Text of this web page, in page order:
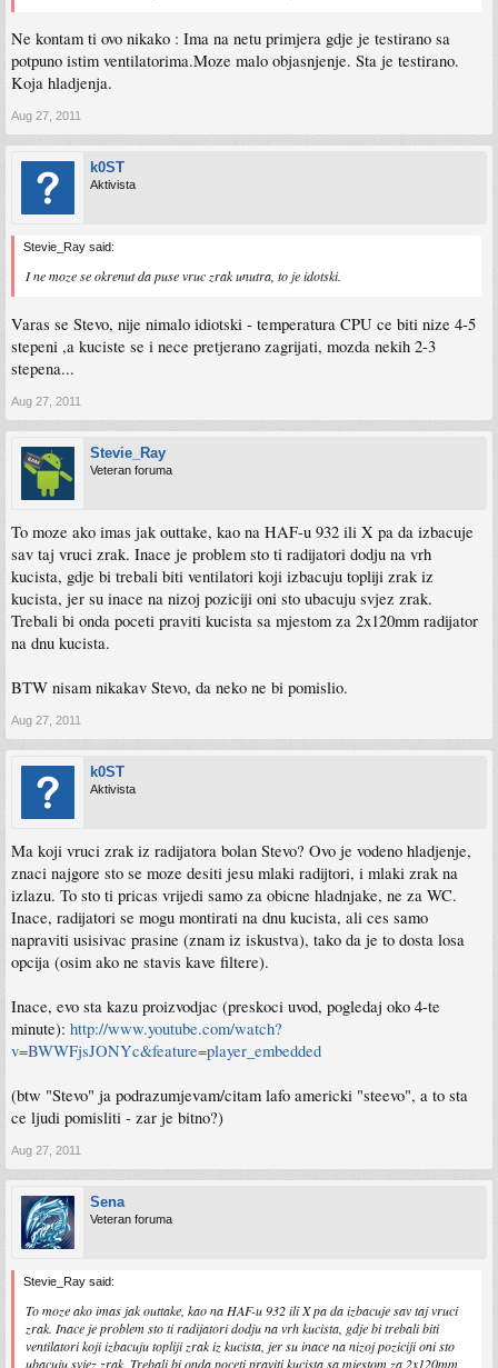
Ne kontam ti ovo nikako : Ima na netu primjera gdje je testirano sa
potpuno istim ventilatorima.Moze malo objasnjenje. Sta je testirano.
Koja hladjenja.
Aug 27, 2011
k0ST
Aktivista
Stevie_Ray said:
I ne moze se okrenut da puse vruc zrak unutra, to je idotski.
Varas se Stevo, nije nimalo idiotski - temperatura CPU ce biti nize 4-5
stepeni ,a kuciste se i nece pretjerano zagrijati, mozda nekih 2-3
stepena...
Aug 27, 2011
Stevie_Ray
Veteran foruma
To moze ako imas jak outtake, kao na HAF-u 932 ili X pa da izbacuje
sav taj vruci zrak. Inace je problem sto ti radijatori dodju na vrh
kucista, gdje bi trebali biti ventilatori koji izbacuju topliji zrak iz
kucista, jer su inace na nizoj poziciji oni sto ubacuju svjez zrak.
Trebali bi onda poceti praviti kucista sa mjestom za 2x120mm radijator
na dnu kucista.
BTW nisam nikakav Stevo, da neko ne bi pomislio.
Aug 27, 2011
k0ST
Aktivista
Ma koji vruci zrak iz radijatora bolan Stevo? Ovo je vodeno hladjenje,
znaci najgore sto se moze desiti jesu mlaki radijtori, i mlaki zrak na
izlazu. To sto ti pricas vrijedi samo za obicne hladnjake, ne za WC.
Inace, radijatori se mogu montirati na dnu kucista, ali ces samo
napraviti usisivac prasine (znam iz iskustva), tako da je to dosta losa
opcija (osim ako ne stavis kave filtere).
Inace, evo sta kazu proizvodjac (preskoci uvod, pogledaj oko 4-te
minute): http://www.youtube.com/watch?
v=BWWFjsJONYc&feature=player_embedded
(btw "Stevo" ja podrazumjevam/citam lafo americki "steevo", a to sta
ce ljudi pomisliti - zar je bitno?)
Aug 27, 2011
Sena
Veteran foruma
Stevie_Ray said:
To moze ako imas jak outtake, kao na HAF-u 932 ili X pa da izbacuje sav taj vruci
zrak. Inace je problem sto ti radijatori dodju na vrh kucista, gdje bi trebali biti
ventilatori koji izbacuju topliji zrak iz kucista, jer su inace na nizoj poziciji oni sto
ubacuju svjez zrak. Trebali bi onda poceti praviti kucista sa mjestom za 2x120mm